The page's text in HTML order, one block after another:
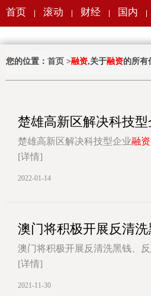
首页 滚动 财经 国内
您的位置： 首页 >融资,关于融资的所有
楚雄高新区解决科技型
楚雄高新区解决科技型企业融资
[详情]
2022-01-14
澳门将积极开展反清
澳门将积极开展反清洗黑钱、
[详情]
2021-11-30